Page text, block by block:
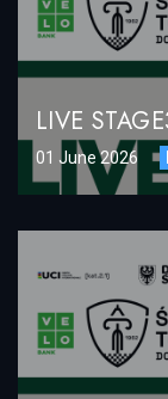
01 June 2026